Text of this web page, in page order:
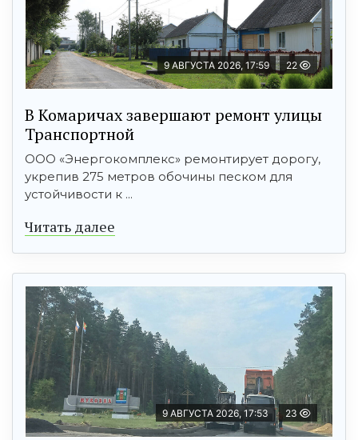
9 АВГУСТА 2026, 17:59 22
В Комаричах завершают ремонт улицы
Транспортной
ООО «Энергокомплекс» ремонтирует дорогу,
укрепив 275 метров обочины песком для
устойчивости к ...
Читать далее
9 АВГУСТА 2026, 17:53 23